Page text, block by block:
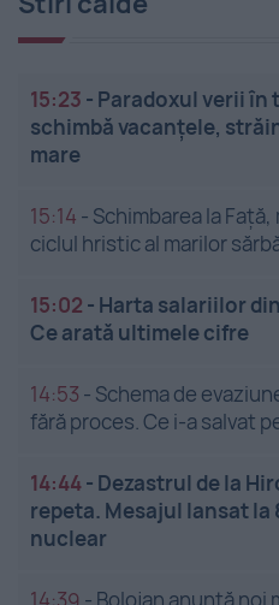
15:23 - Paradoxul verii în
schimbă vacanțele,
mare
15:14 - Schimbarea la
ciclul hristic al marilor
15:02 - Harta salariilor
Ce arată ultimele cifre
14:53 - Schema de
fără proces. Ce i-a salvat
14:44- Dezastrul de la
repeta. Mesajul lansat la
nuclear